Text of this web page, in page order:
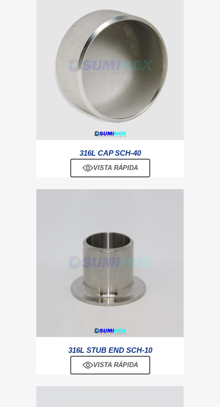
316L CAP SCH-40
VISTA RÁPIDA
316L STUB END SCH-10
VISTA RÁPIDA